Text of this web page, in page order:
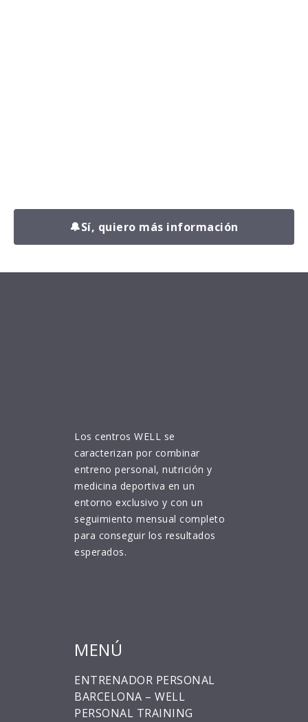
🔔Sí, quiero más información
Los centros WELL se
caracterizan por combinar
entreno personal, nutrición y
medicina deportiva en un
entorno exclusivo y con un
seguimiento mensual completo
para conseguir los resultados
esperados.
MENÚ
ENTRENADOR PERSONAL
BARCELONA – WELL
PERSONAL TRAINING